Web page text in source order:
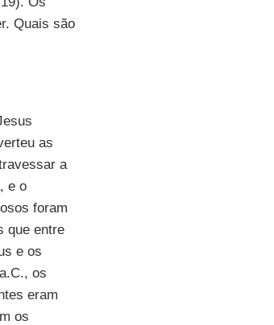
Quais são
as
a
e o
foram
que entre
e os
os
eram
os